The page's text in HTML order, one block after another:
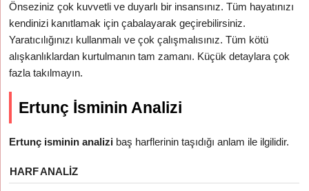
Önseziniz çok kuvvetli ve duyarlı bir insansınız. Tüm hayatınızı
kendinizi kanıtlamak için çabalayarak geçirebilirsiniz.
Yaratıcılığınızı kullanmalı ve çok çalışmalısınız. Tüm kötü
alışkanlıklardan kurtulmanın tam zamanı. Küçük detaylara çok
fazla takılmayın.
Ertunç İsminin Analizi
Ertunç isminin analizi baş harflerinin taşıdığı anlam ile ilgilidir.
HARFANALIZ